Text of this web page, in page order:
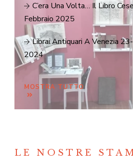
C’era Una Volta… Il Libro
Febbraio 2025
Librai Antiquari A Venezia
2024
MOSTRA TUTTO
LE NOSTRE